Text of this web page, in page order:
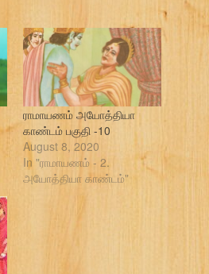
ராமாயணம் அயோத்தியா
காண்டம் பகுதி -10
August 8, 2020
In "ராமாயணம் - 2.
அயோத்தியா காண்டம்"